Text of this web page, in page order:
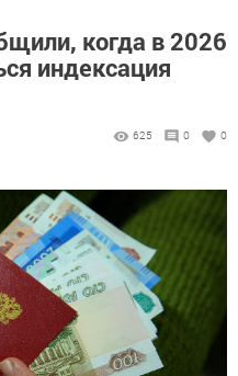
когда в 2026
индексация
625 0 0